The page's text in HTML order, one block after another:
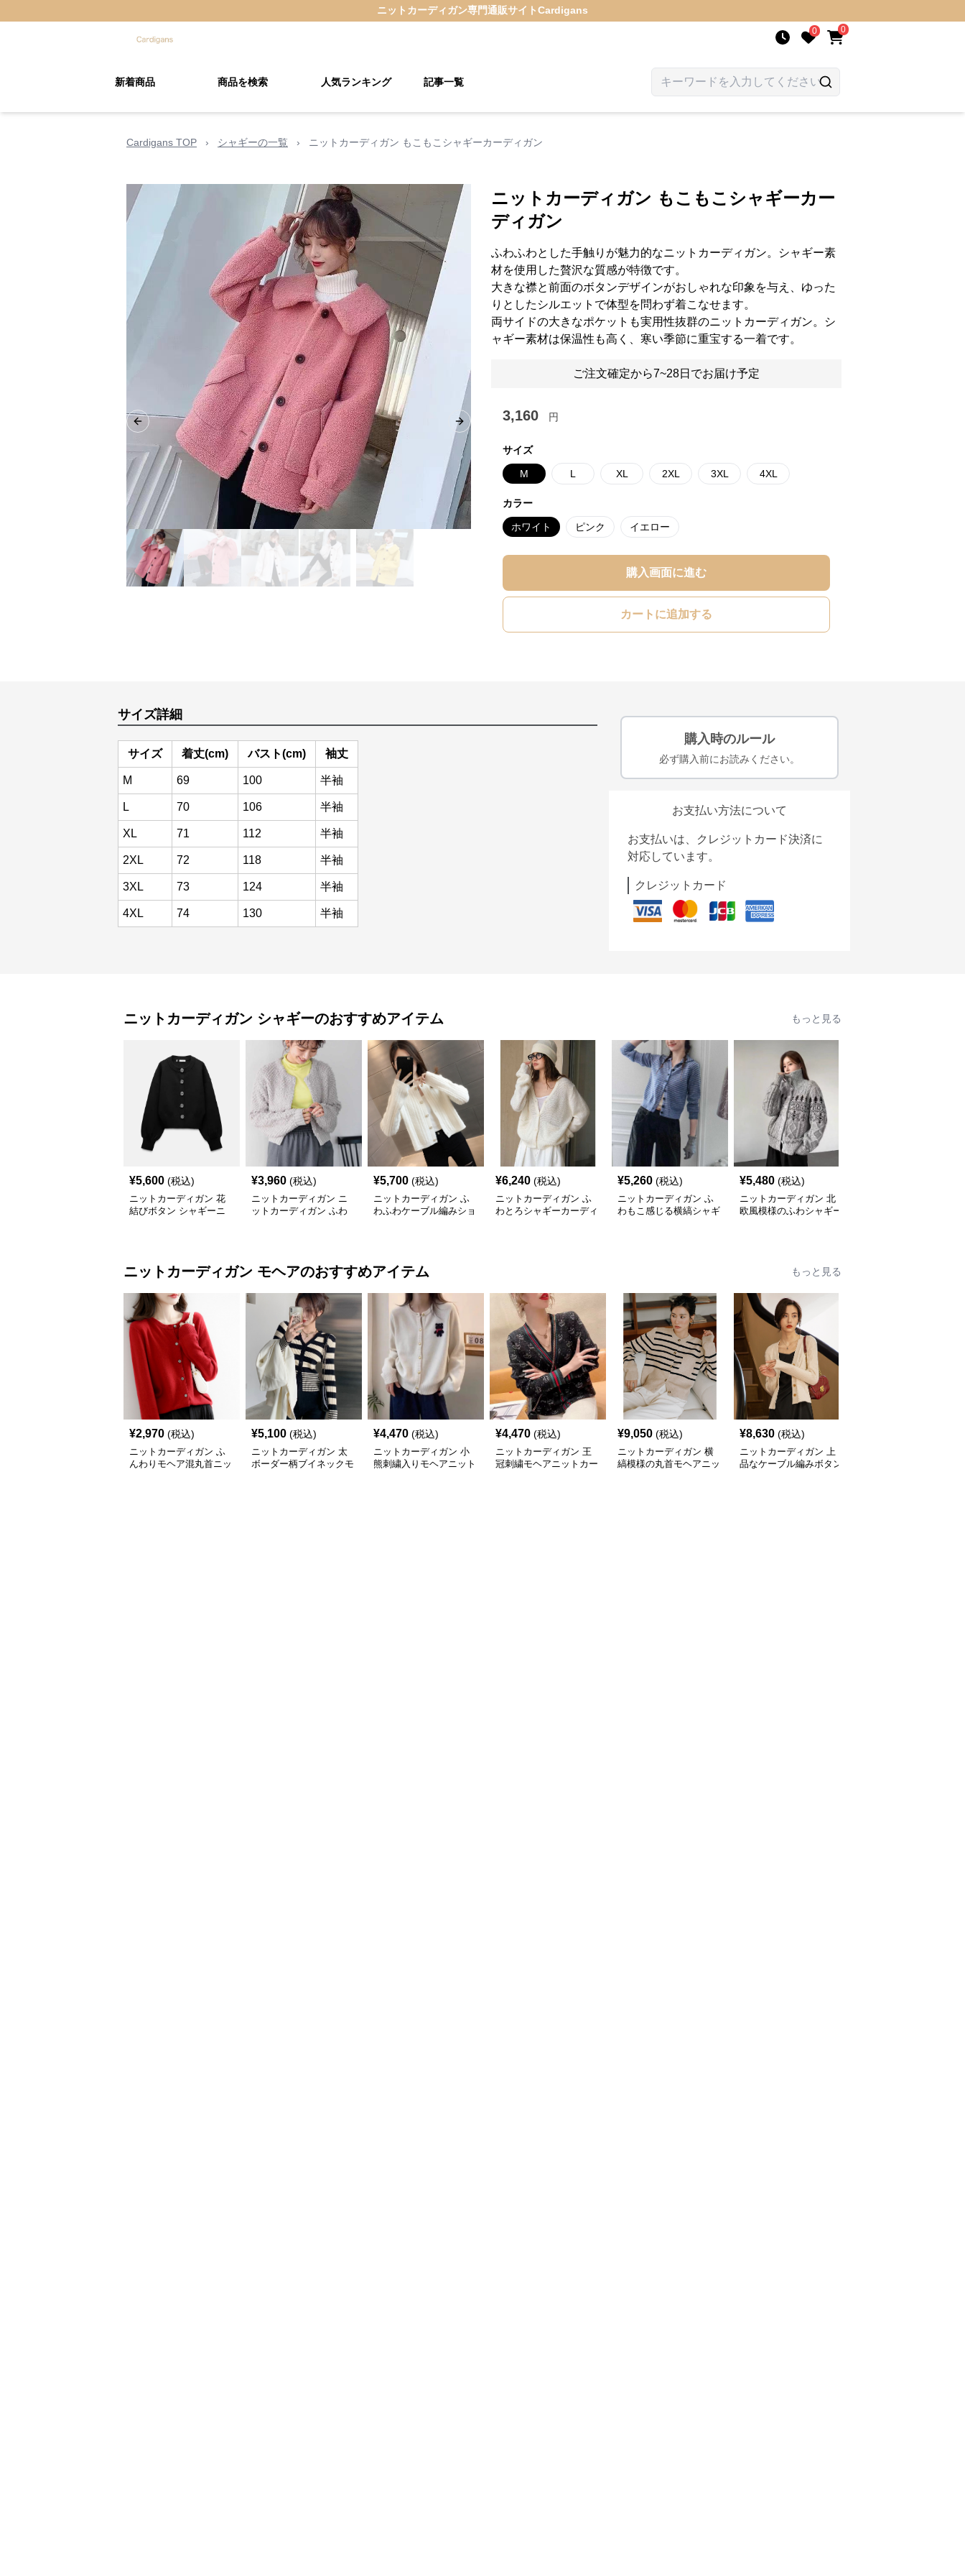
ニットカーディガン専門通販サイトCardigans
0 0
新着商品 商品を検索 人気ランキング 記事一覧
Cardigans TOP › シャギーの一覧 › ニットカーディガン もこもこシャギーカーディガン
Previous slide Next slide
ニットカーディガン もこもこシャギーカー
ディガン
ふわふわとした手触りが魅力的なニットカーディガン。シャギー素
材を使用した贅沢な質感が特徴です。
大きな襟と前面のボタンデザインがおしゃれな印象を与え、ゆった
りとしたシルエットで体型を問わず着こなせます。
両サイドの大きなポケットも実用性抜群のニットカーディガン。シ
ャギー素材は保温性も高く、寒い季節に重宝する一着です。
ご注文確定から7~28日でお届け予定
3,160 円
サイズ
M L XL 2XL 3XL 4XL
カラー
ホワイト ピンク イエロー
購入画面に進む
カートに追加する
サイズ詳細
サイズ 着丈(cm) バスト(cm) 袖丈
M 69 100 半袖
L 70 106 半袖
XL 71 112 半袖
2XL 72 118 半袖
3XL 73 124 半袖
4XL 74 130 半袖
購入時のルール
必ず購入前にお読みください。
お支払い方法について
お支払いは、クレジットカード決済に
対応しています。
クレジットカード
ニットカーディガン シャギーのおすすめアイテム もっと見る
¥5,600 (税込)
ニットカーディガン 花
結びボタン シャギーニ
¥3,960 (税込)
ニットカーディガン ニ
ットカーディガン ふわ
¥5,700 (税込)
ニットカーディガン ふ
わふわケーブル編みショ
¥6,240 (税込)
ニットカーディガン ふ
わとろシャギーカーディ
¥5,260 (税込)
ニットカーディガン ふ
わもこ感じる横縞シャギ
¥5,480 (税込)
ニットカーディガン 北
欧風模様のふわシャギー
ニットカーディガン モヘアのおすすめアイテム もっと見る
¥2,970 (税込)
ニットカーディガン ふ
んわりモヘア混丸首ニッ
¥5,100 (税込)
ニットカーディガン 太
ボーダー柄ブイネックモ
¥4,470 (税込)
ニットカーディガン 小
熊刺繍入りモヘアニット
¥4,470 (税込)
ニットカーディガン 王
冠刺繍モヘアニットカー
¥9,050 (税込)
ニットカーディガン 横
縞模様の丸首モヘアニッ
¥8,630 (税込)
ニットカーディガン 上
品なケーブル編みボタン